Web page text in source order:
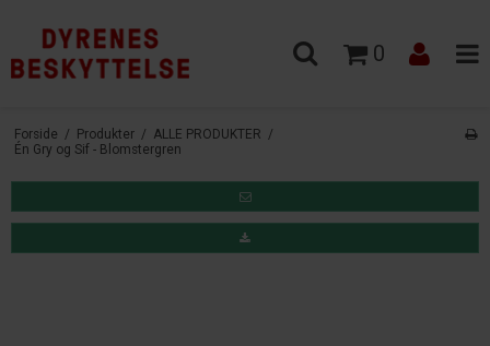
0
Forside / Produkter / ALLE PRODUKTER /
Én Gry og Sif - Blomstergren